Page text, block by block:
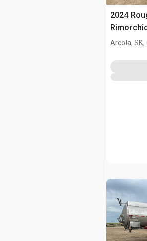
2024
Arcola, SK,